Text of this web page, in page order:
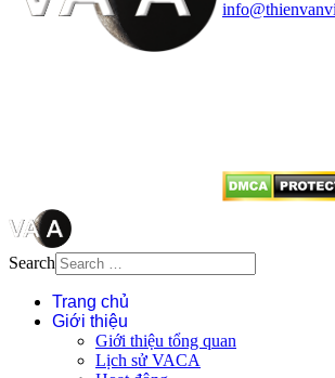
Search
Trang chủ
Giới thiệu
Giới thiệu tổng quan
Lịch sử VACA